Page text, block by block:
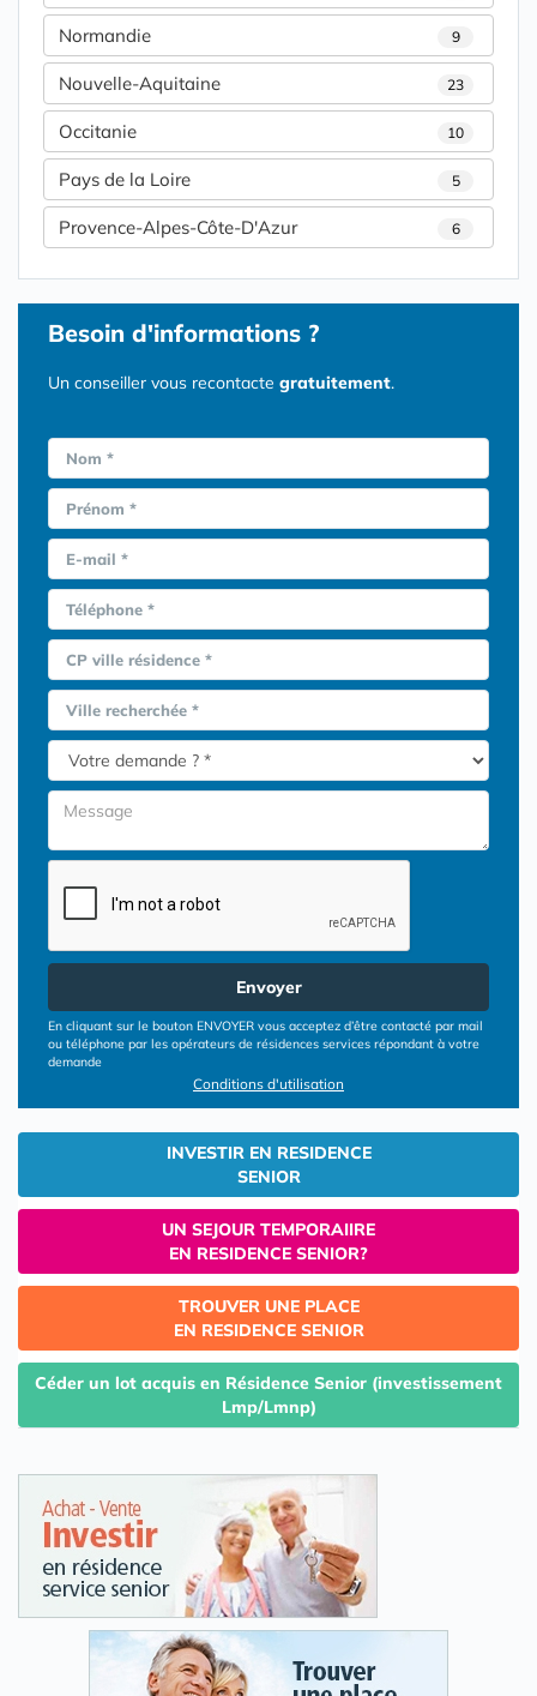
Normandie 9
Nouvelle-Aquitaine 23
Occitanie 10
Pays de la Loire 5
Provence-Alpes-Côte-D'Azur 6
Besoin d'informations ?
Un conseiller vous recontacte gratuitement.
Nom *
Prénom *
E-mail *
Téléphone *
CP ville résidence *
Ville recherchée *
Envoyer
En cliquant sur le bouton ENVOYER vous acceptez d’être contacté par mail
ou téléphone par les opérateurs de résidences services répondant à votre
demande
Conditions d'utilisation
INVESTIR EN RESIDENCE
SENIOR
UN SEJOUR TEMPORAIIRE
EN RESIDENCE SENIOR?
TROUVER UNE PLACE
EN RESIDENCE SENIOR
Céder un lot acquis en Résidence Senior (investissement
Lmp/Lmnp)